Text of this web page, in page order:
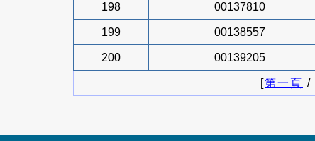
198 00137810
199 00138557
200 00139205
[第一頁 /